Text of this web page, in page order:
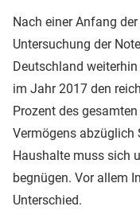
Nach einer Anfang
Untersuchung der
Deutschland
im Jahr 2017 den
Prozent des
Vermögens abzüglich
Haushalte muss sich
begnügen. Vor allem
Unterschied.